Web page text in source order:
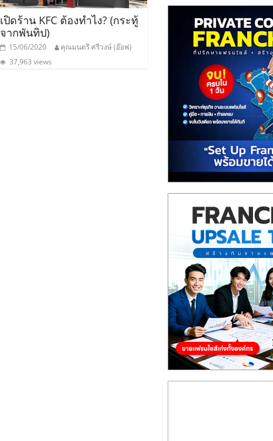
เปิดร้าน KFC ต้องทำไง? (กระทู้
จากพันทิป)
15/06/2020
คุณมนตรี ศรีวงษ์ (อ๊อฟ)
37,963 views